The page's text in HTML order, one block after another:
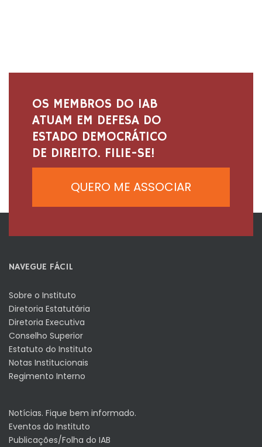
OS MEMBROS DO IAB
ATUAM EM DEFESA DO
ESTADO DEMOCRÁTICO
DE DIREITO. FILIE-SE!
QUERO ME ASSOCIAR
NAVEGUE FÁCIL
Sobre o Instituto
Diretoria Estatutária
Diretoria Executiva
Conselho Superior
Estatuto do Instituto
Notas Institucionais
Regimento Interno
Notícias. Fique bem informado.
Eventos do Instituto
Publicações/Folha do IAB